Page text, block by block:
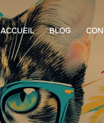
ACCUEIL BLOG